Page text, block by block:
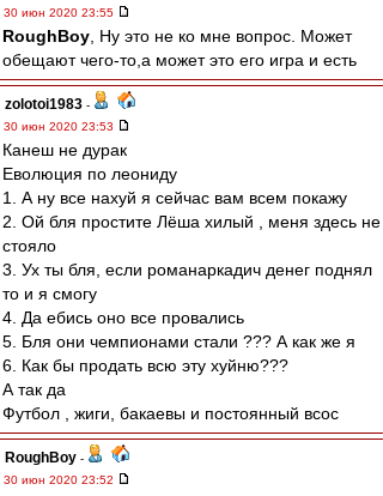
30 июн 2020 23:55
RoughBoy , Ну это не ко мне вопрос. Может
обещают чего-то,а может это его игра и есть
zolotoi1983 -
30 июн 2020 23:53
Канеш не дурак
Еволюция по леониду
1. А ну все нахуй я сейчас вам всем покажу
2. Ой бля простите Лёша хилый , меня здесь не
стояло
3. Ух ты бля, если романаркадич денег поднял
то и я смогу
4. Да ебись оно все провались
5. Бля они чемпионами стали ??? А как же я
6. Как бы продать всю эту хуйню???
А так да
Футбол , жиги, бакаевы и постоянный всос
RoughBoy -
30 июн 2020 23:52